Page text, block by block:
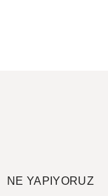
NE YAPIYORUZ